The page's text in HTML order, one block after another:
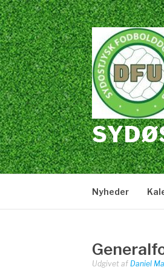
Spring
til
indhold
Nyheder
Udgivet af Daniel